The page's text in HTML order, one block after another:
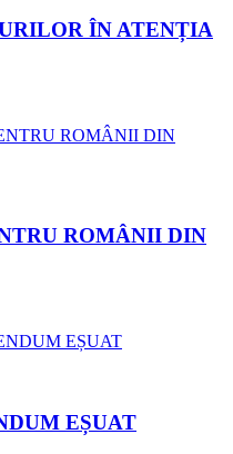
ÎN ATENȚIA
ROMÂNII DIN
EȘUAT